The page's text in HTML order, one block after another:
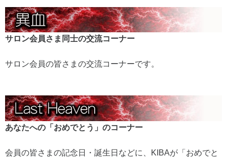
サロン会員さま同士の交流コーナー
サロン会員の皆さまの交流コーナーです。
あなたへの「おめでとう」のコーナー
会員の皆さまの記念日・誕生日などに、KIBAが「おめでと